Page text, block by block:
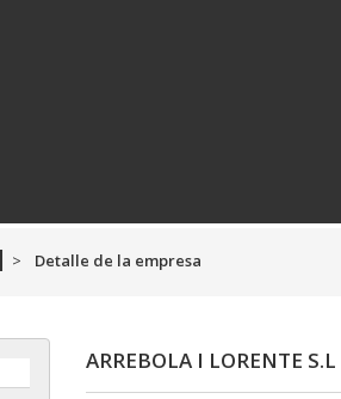
Detalle de la empresa
ARREBOLA I LORENTE S.L